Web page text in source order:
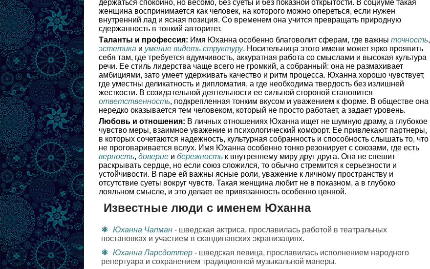
держаться спокойно, но весомо, без суеты и без показной открытости. В социуме такая
женщина воспринимается как человек, на которого можно опереться, если нужен
внутренний лад и ясная позиция. Со временем она учится превращать природную
сдержанность в тонкий авторитет.
Таланты и профессия: Имя Юханна особенно благоволит сферам, где важны точность,
эстетика и умение видеть структуру. Носительница этого имени может ярко проявить
себя там, где требуется вдумчивость, аккуратная работа со смыслами и высокая культура
речи. Ее стиль лидерства чаще всего не громкий, а собранный: она не размахивает
амбициями, зато умеет удерживать качество и ритм процесса. Юханна хорошо чувствует,
где уместны деликатность и дипломатия, а где необходима твердость без излишней
жесткости. В созидательной деятельности ее сильной стороной становится
ответственность, подкрепленная тонким вкусом и уважением к форме. В обществе она
нередко оказывается тем человеком, который не просто работает, а задает уровень.
Любовь и отношения: В личных отношениях Юханна ищет не шумную драму, а глубокое
чувство меры, взаимное уважение и психологический комфорт. Ее привлекают партнеры,
в которых сочетаются надежность, культурная собранность и способность слышать то, что
не проговаривается вслух. Имя Юханна особенно тонко резонирует с союзами, где есть
верность, доверие и бережность к внутреннему миру друг друга. Она не спешит
раскрывать сердце, но если союз сложился, то обычно стремится к серьезности и
устойчивости. В паре ей важны ясные роли, уважение к личному пространству и
отсутствие суеты вокруг чувств. Такая женщина любит не в показном, а в глубоко
лояльном смысле, и это делает ее привязанность особенно ценной.
Известные люди с именем Юханна
Юханна Чапман - шведская актриса, прославилась работой в театральных
постановках и участием в скандинавских экранизациях.
Юханна Ларсдоттер - шведская певица, прославилась исполнением народного
репертуара и сохранением традиционной музыкальной манеры.